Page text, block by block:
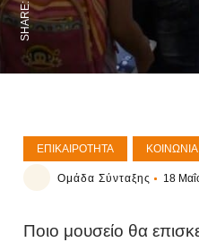
SHARE:
ΕΠΙΚΑΙΡΌΤΗΤΑ ΚΟΙΝΩΝΊΑ
Ομάδα Σύνταξης 18
Ποιο μουσείο θα